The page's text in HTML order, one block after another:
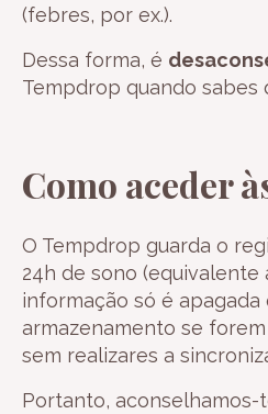
(febres, por ex.).
Dessa forma, é
Tempdrop quando sabes
Como aceder
O Tempdrop guarda o
24h de sono (equivalente
informação só é apagada
armazenamento se
sem realizares a
Portanto, aconselhamos-